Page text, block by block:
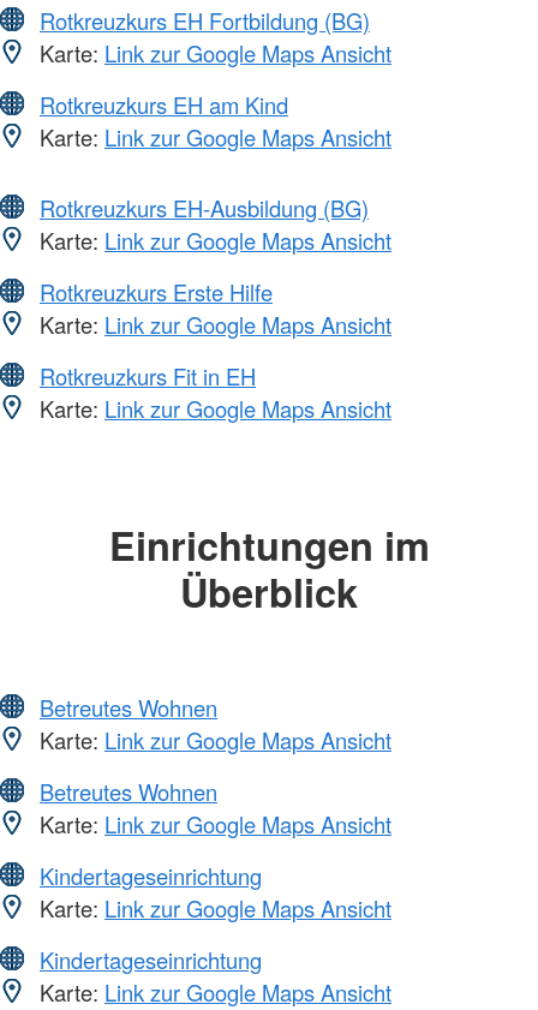
Rotkreuzkurs EH Fortbildung (BG)
Karte: Link zur Google Maps Ansicht
Rotkreuzkurs EH am Kind
Karte: Link zur Google Maps Ansicht
Rotkreuzkurs EH-Ausbildung (BG)
Karte: Link zur Google Maps Ansicht
Rotkreuzkurs Erste Hilfe
Karte: Link zur Google Maps Ansicht
Rotkreuzkurs Fit in EH
Karte: Link zur Google Maps Ansicht
Einrichtungen im
Überblick
Betreutes Wohnen
Karte: Link zur Google Maps Ansicht
Betreutes Wohnen
Karte: Link zur Google Maps Ansicht
Kindertageseinrichtung
Karte: Link zur Google Maps Ansicht
Kindertageseinrichtung
Karte: Link zur Google Maps Ansicht